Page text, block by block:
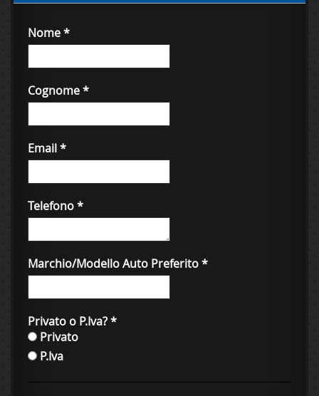
Nome*
Cognome*
Email*
Telefono*
Marchio/Modello Auto Preferito*
Privato o P.Iva?*
Privato
P.Iva